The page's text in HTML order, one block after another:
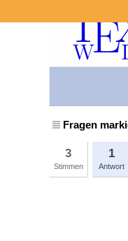
Fragen
3
Stimmen
1
Antwort